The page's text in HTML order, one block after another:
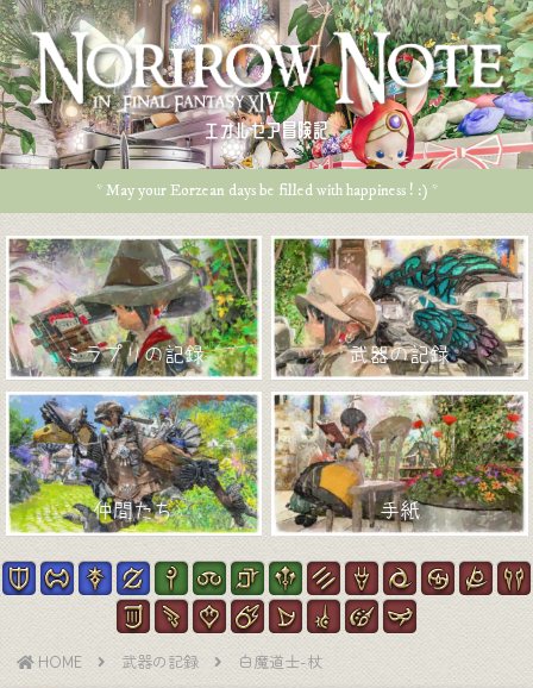
エオルゼア冒険記
* May your Eorzean days be filled with happiness ! :) *
ミラプリの記録 武器の記録
仲間たち 手紙
HOME 武器の記録 白魔道士-杖